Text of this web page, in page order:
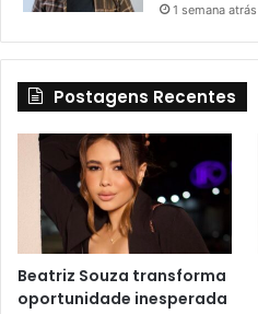
1 semana atrás
Postagens Recentes
Beatriz Souza transforma
oportunidade inesperada